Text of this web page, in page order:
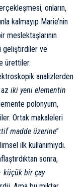
onların,
kalmayıp Marie’nin
meslektaşlarının
geliştirdiler ve
ürettiler.
analizlerden
iki yeni elementin
polonyum,
Ortak makaleleri
madde üzerine”
ilk kullanımıydı.
sonra,
küçük bir çay